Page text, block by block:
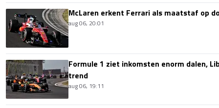
McLaren erkent Ferrari als maatstaf op
aug 06, 20:01
Formule 1 ziet inkomsten enorm dalen,
trend
aug 06, 19:11